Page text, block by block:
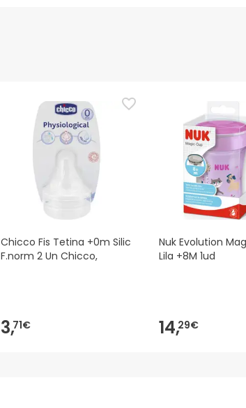
Chicco Fis Tetina +0m Silic
F.norm 2 Un Chicco,
3,71€
Nuk Evolution
Lila +8M 1ud
14,29€